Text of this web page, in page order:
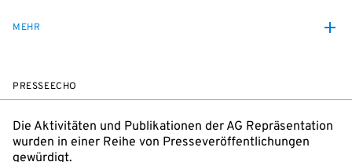
MEHR
PRESSEECHO
Die Aktivitäten und Publikationen der AG Repräsentation
wurden in einer Reihe von Presseveröffentlichungen
gewürdigt.